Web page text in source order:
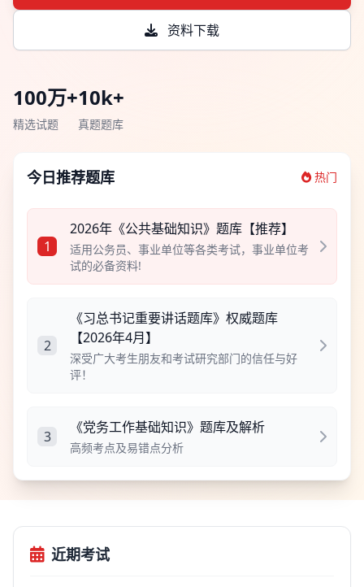
资料下载
100万+
精选试题
10k+
真题题库
今日推荐题库 热门
1
2026年《公共基础知识》题库【推荐】
适用公务员、事业单位等各类考试，事业单位考
试的必备资料!
2
《习总书记重要讲话题库》权威题库
【2026年4月】
深受广大考生朋友和考试研究部门的信任与好
评！
3
《党务工作基础知识》题库及解析
高频考点及易错点分析
近期考试